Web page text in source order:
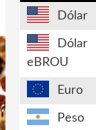
Dólar
Dólar
eBROU
Euro
Peso